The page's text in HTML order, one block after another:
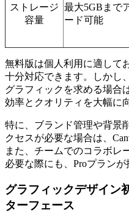
ストレージ
容量
最大5GBまで
ード可能
無料版は個人利用に適して
十分対応できます。しかし
グラフィックを求める場合
効率とクオリティを大幅に
特に、ブランド管理や背景
クセスが必要な場合は、
また、チームでのコラボレ
必要な際にも、Proプランが
グラフィックデザイン
ターフェース